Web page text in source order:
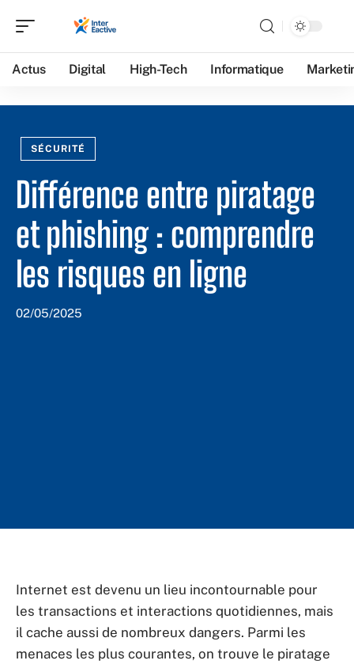
Actus Digital High-Tech Informatique
SÉCURITÉ
Différence entre piratage
et phishing : comprendre
les risques en ligne
02/05/2025
Internet est devenu un lieu incontournable pour
les transactions et interactions quotidiennes, mais
il cache aussi de nombreux dangers. Parmi les
menaces les plus courantes, on trouve le piratage